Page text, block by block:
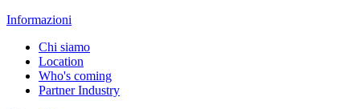
Informazioni
Chi siamo
Location
Who's coming
Partner Industry